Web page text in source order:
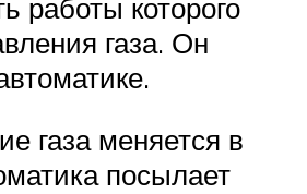
работы которого
газа. Он
газа меняется в
посылает